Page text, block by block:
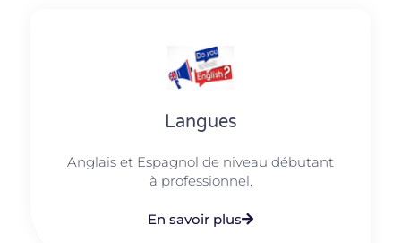
Langues
Anglais et Espagnol de niveau débutant
à professionnel.
En savoir plus